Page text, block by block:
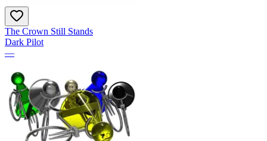
The Crown Still Stands
Dark Pilot
—